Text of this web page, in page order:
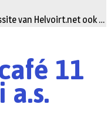
van Helvoirt.net ook …
11